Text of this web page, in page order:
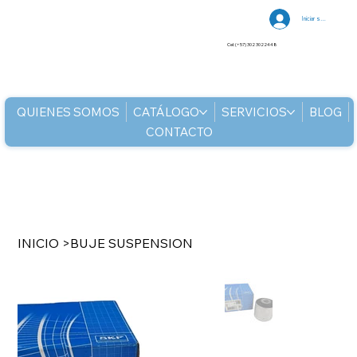
QUIENES SOMOS CATÁLOGO SERVICIOS
BLOG
CONTACTO
Iniciar sesión
Cel: (+57) 302 3022448
INICIO >BUJE SUSPENSION